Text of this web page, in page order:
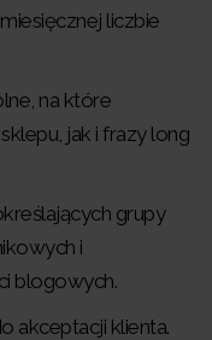
liczbie
na które
jak i frazy long
grupy
i
blogowych.
akceptacji klienta.